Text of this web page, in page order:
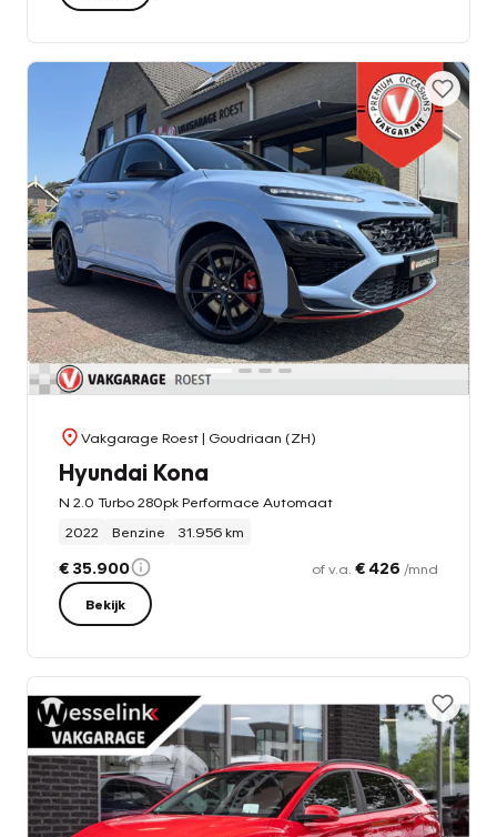
Vakgarage Roest| Goudriaan (ZH)
Hyundai Kona
N 2.0 Turbo 280pk Performace Automaat
2022
Benzine 31.956 km
€ 35.900 of v.a. € 426 /mnd
Bekijk